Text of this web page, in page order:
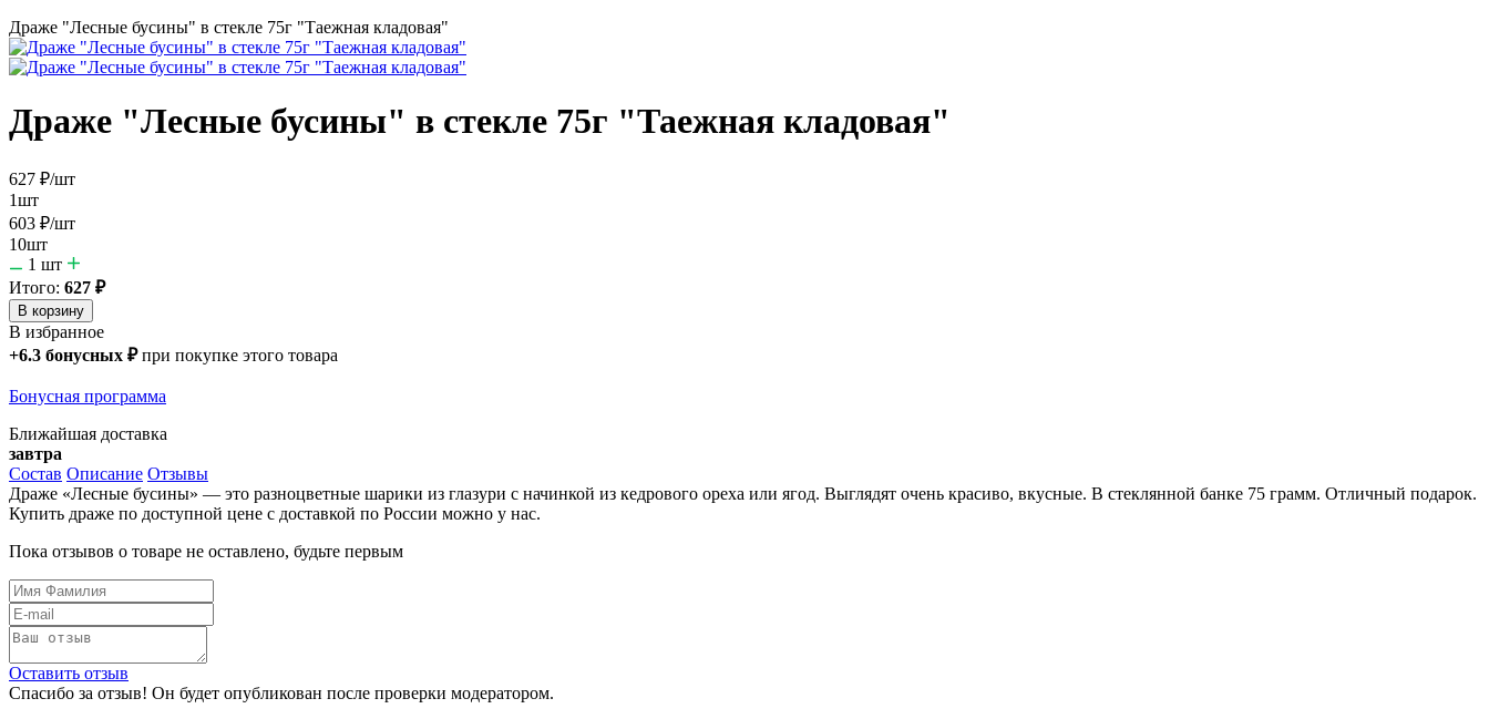
Драже "Лесные бусины" в стекле 75г "Таежная кладовая"
Драже "Лесные бусины" в стекле 75г "Таежная кладовая"
627 ₽/шт
1шт
603 ₽/шт
10шт
1 шт
Итого: 627 ₽
В корзину
В избранное
+6.3 бонусных ₽ при покупке этого товара
Бонусная программа
Ближайшая доставка
завтра
Состав Описание Отзывы
Драже «Лесные бусины» — это разноцветные шарики из глазури с начинкой из кедрового ореха или ягод. Выглядят очень красиво, вкусные. В стеклянной банке 75 грамм. Отличный подарок.
Купить драже по доступной цене с доставкой по России можно у нас.
Пока отзывов о товаре не оставлено, будьте первым
Оставить отзыв
Спасибо за отзыв! Он будет опубликован после проверки модератором.